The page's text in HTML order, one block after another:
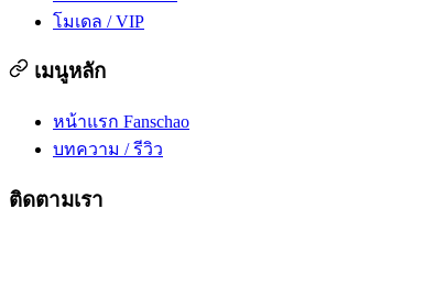
โมเดล / VIP
เมนูหลัก
หน้าแรก Fanschao
บทความ / รีวิว
ติดตามเรา